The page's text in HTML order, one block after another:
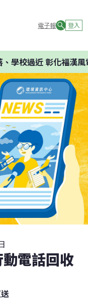
電子報 登入
學校過近 彰化福漢風
電話回收